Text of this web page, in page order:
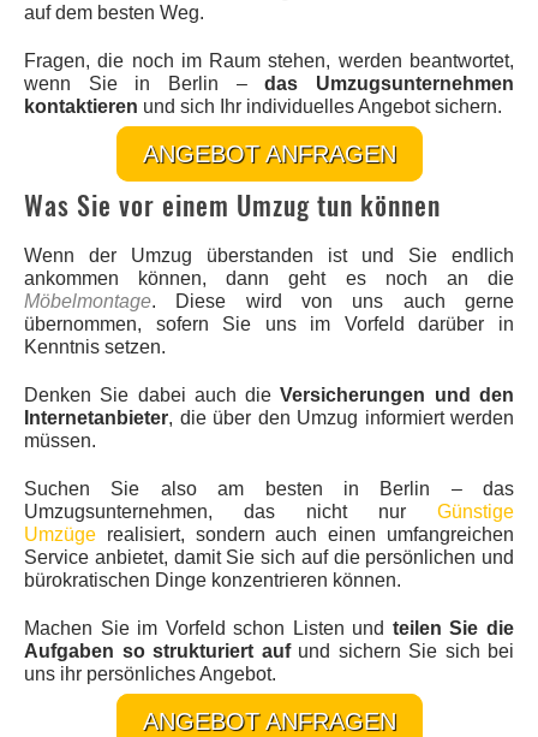
auf dem besten Weg.
Fragen, die noch im Raum stehen, werden beantwortet,
wenn Sie in Berlin –das Umzugsunternehmen
kontaktieren und sich Ihr individuelles Angebot sichern.
ANGEBOT ANFRAGEN
Was Sie vor einem Umzug tun können
Wenn der Umzug überstanden ist und Sie endlich
ankommen können, dann geht es noch an die
Möbelmontage. Diese wird von uns auch gerne
übernommen, sofern Sie uns im Vorfeld darüber in
Kenntnis setzen.
Denken Sie dabei auch dieVersicherungen und den
Internetanbieter, die über den Umzug informiert werden
müssen.
Suchen Sie also am besten in Berlin – das
Umzugsunternehmen, das nicht nur Günstige
Umzüge realisiert, sondern auch einen umfangreichen
Service anbietet, damit Sie sich auf die persönlichen und
bürokratischen Dinge konzentrieren können.
Machen Sie im Vorfeld schon Listen und teilen Sie die
Aufgaben so strukturiert aufund sichern Sie sich bei
uns ihr persönliches Angebot.
ANGEBOT ANFRAGEN